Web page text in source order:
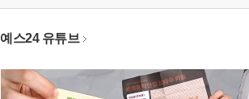
예스24 유튜브